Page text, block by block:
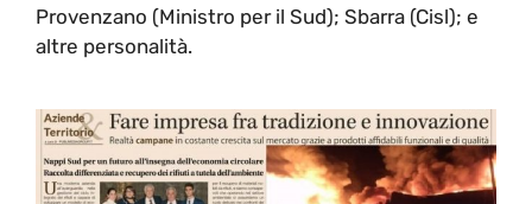
Provenzano (Ministro per il Sud); Sbarra (Cisl); e
altre personalità.